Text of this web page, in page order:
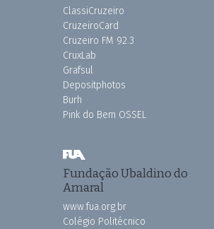
ClassiCruzeiro
CruzeiroCard
Cruzeiro FM 92.3
CruxLab
Grafsul
Depositphotos
Burh
Pink do Bem OSSEL
Fundação Ubaldino do
Amaral
www.fua.org.br
Colégio Politécnico